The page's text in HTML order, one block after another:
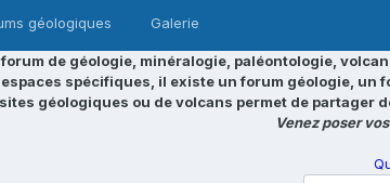
géologiques Galerie
de géologie, minéralogie, paléontologie,
spécifiques, il existe un forum géologie, un
géologiques ou de volcans permet de partager
Venez poser